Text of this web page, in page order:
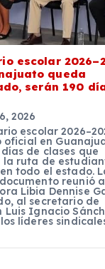
escolar
queda
serán 190
2026
escolar
oficial en
de clases que
ruta de
todo el estado.
reunió
Libia Dennise
al secretario de
Luis Ignacio
líderes